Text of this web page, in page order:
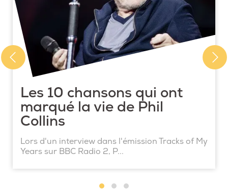
Les 10 chansons qui ont
marqué la vie de Phil
Collins
Lors d'un interview dans l'émission Tracks of My
Years sur BBC Radio 2, P...